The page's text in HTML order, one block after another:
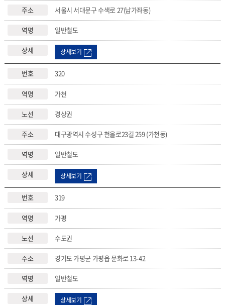
서울시 서대문구 수색로 27(남가좌동)
일반철도
상세보기
320
가천
경상권
대구광역시 수성구 천을로23길 259 (가천동)
일반철도
상세보기
319
가평
수도권
경기도 가평군 가평읍 문화로 13-42
일반철도
상세보기